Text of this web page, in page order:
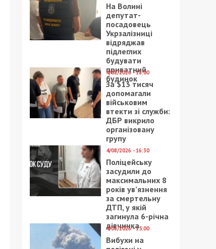
На Волині
депутат-
посадовець
Укрзалізниці
відряджав
підлеглих
будувати
приватний
будинок
4/08/2026 - 18:00
За $13 тисяч
допомагали
військовим
втекти зі служби:
ДБР викрило
організовану
групу
4/08/2026 - 16:30
Поліцейську
засудили до
максимальних 8
років ув’язнення
за смертельну
ДТП, у якій
загинула 6-річна
дівчинка
4/08/2026 - 15:00
Вибухи на